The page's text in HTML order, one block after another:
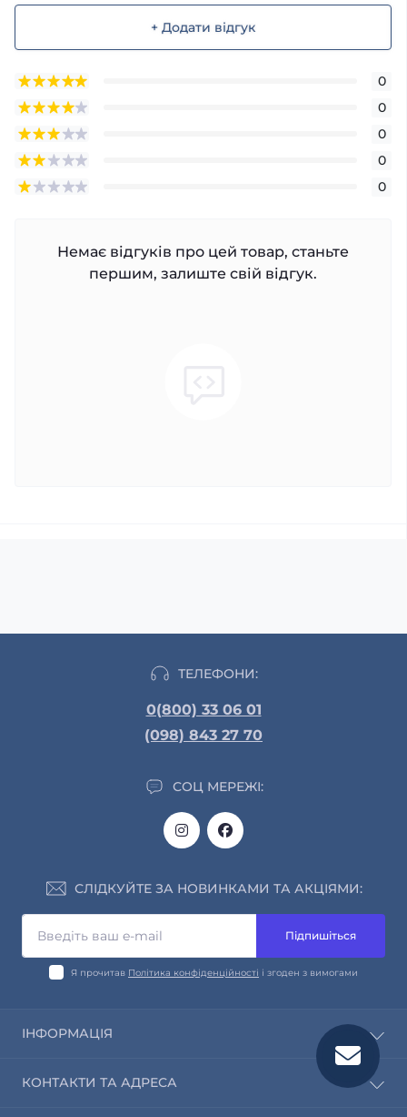
+ Додати відгук
0
0
0
0
0
Немає відгуків про цей товар, станьте
першим, залиште свій відгук.
ТЕЛЕФОНИ:
0(800) 33 06 01
(098) 843 27 70
СОЦ МЕРЕЖІ:
СЛІДКУЙТЕ ЗА НОВИНКАМИ ТА АКЦІЯМИ:
Підпишіться
Я прочитав Політика конфіденційності і згоден з вимогами
ІНФОРМАЦІЯ
Інформація про доставку та оплату
КОНТАКТИ ТА АДРЕСА